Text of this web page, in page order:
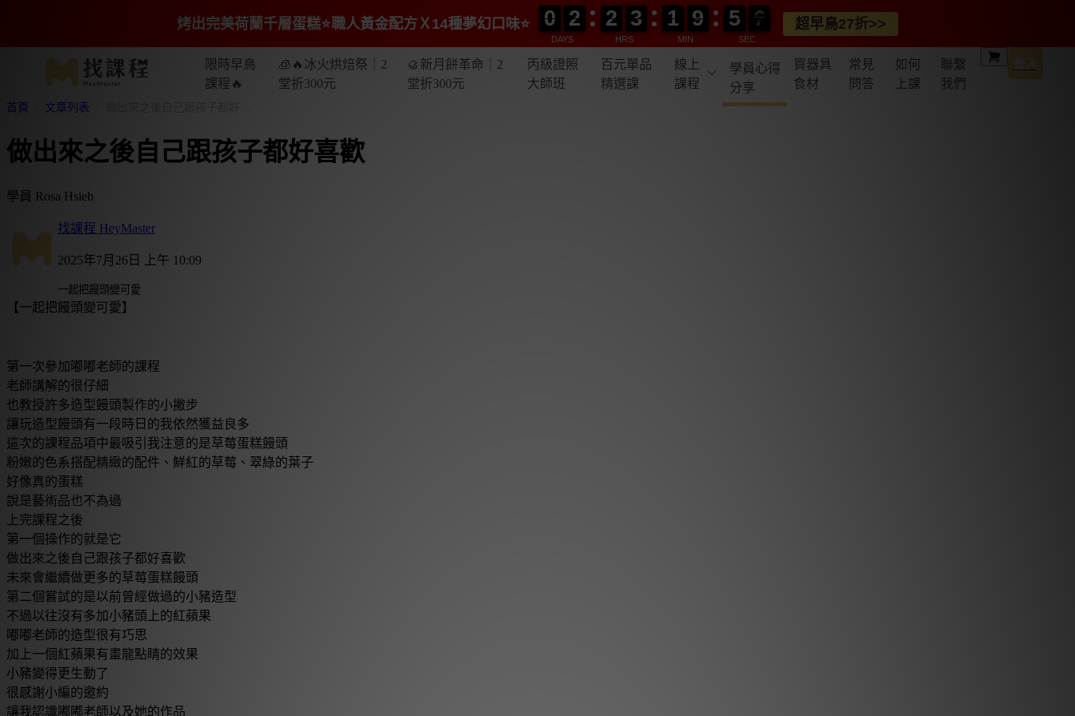
限時早鳥
課程🔥
🧊🔥冰火烘焙祭｜2
堂折300元
🥮新月餅革命｜2
堂折300元
丙級證照
大師班
百元單品
精選課
線上
課程
學員心得
分享
買器具
食材
常見
問答
如何
上課
聯繫
我們
首頁 文章列表
做出來之後自己跟孩子都好喜歡
學員 Rosa Hsieh
找課程 HeyMaster
2025年7月26日 上午 10:09
一起把饅頭變可愛
【一起把饅頭變可愛】
第一次參加嘟嘟老師的課程
老師講解的很仔細
也教授許多造型饅頭製作的小撇步
讓玩造型饅頭有一段時日的我依然獲益良多
這次的課程品項中最吸引我注意的是草莓蛋糕饅頭
粉嫩的色系搭配精緻的配件、鮮紅的草莓、翠綠的葉子
好像真的蛋糕
說是藝術品也不為過
上完課程之後
第一個操作的就是它
做出來之後自己跟孩子都好喜歡
未來會繼續做更多的草莓蛋糕饅頭
第二個嘗試的是以前曾經做過的小豬造型
不過以往沒有多加小豬頭上的紅蘋果
嘟嘟老師的造型很有巧思
加上一個紅蘋果有畫龍點睛的效果
小豬變得更生動了
很感謝小編的邀約
讓我認識嘟嘟老師以及她的作品
烤出完美荷蘭千層蛋糕⭐️職人黃金配方Ｘ14種夢幻口味⭐️
DAYS
0
0
0
0 2
2
2
2
HRS
2
2
2
2 3
3
3
3
MIN
1
1
1
1 9
9
9
9
SEC
5
5
5
5 0
0
5
5
4 超早鳥27折>>